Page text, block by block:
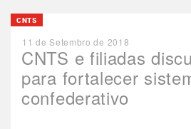
CNTS e filiadas
para fortalecer
confederativo
CNTS
11 de Setembro de 2018